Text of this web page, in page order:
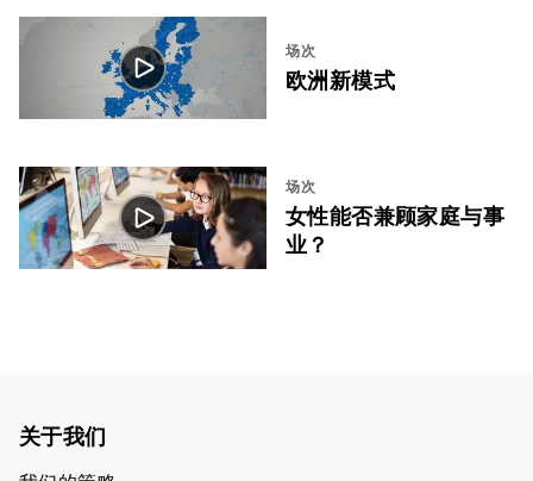
场次
欧洲新模式
场次
女性能否兼顾家庭与事
业？
关于我们